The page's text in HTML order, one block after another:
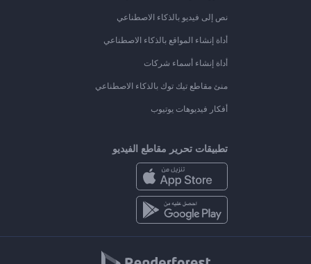
نص إلى فيديو بالذكاء الاصطناعي
أداة إنشاء المواقع بالذكاء الاصطناعي
أداة إنشاء أسماء شركات
منئ مقاطع تيك توك بالذكاء الاصطناعي
أفكار فيديوهات يوتيوب
تطبيقات تحرير مقاطع الفيديو